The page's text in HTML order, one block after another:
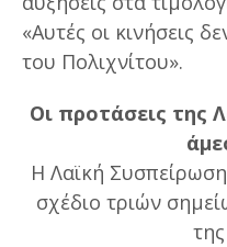
«Αυτές οι κινήσεις
του Πολιχνίτου».
Οι προτάσεις της
Η Λαϊκή
σχέδιο τριών